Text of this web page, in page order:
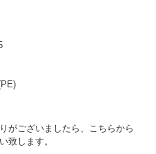
がございましたら、こちらから
致します。